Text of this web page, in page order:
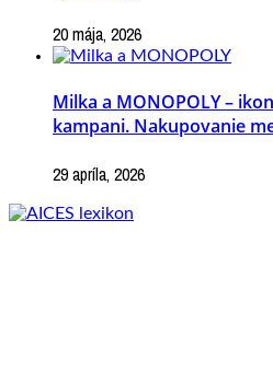
20 mája, 2026
Milka a MONOPOLY –
kampani. Nakupovanie
29 apríla, 2026